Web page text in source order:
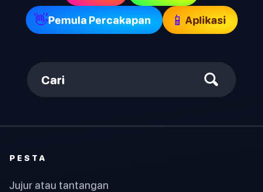
👋Pemula Percakapan 📱 Aplikasi
Cari
PESTA
Jujur atau tantangan